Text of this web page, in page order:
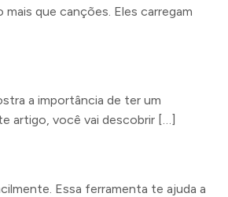
que canções. Eles carregam
a importância de ter um
artigo, você vai descobrir […]
Essa ferramenta te ajuda a